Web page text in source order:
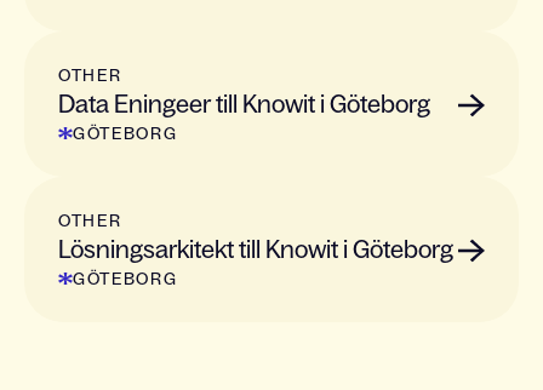
OTHER
Data Eningeer till Knowit i Göteborg
GÖTEBORG
OTHER
Lösningsarkitekt till Knowit i Göteborg
GÖTEBORG